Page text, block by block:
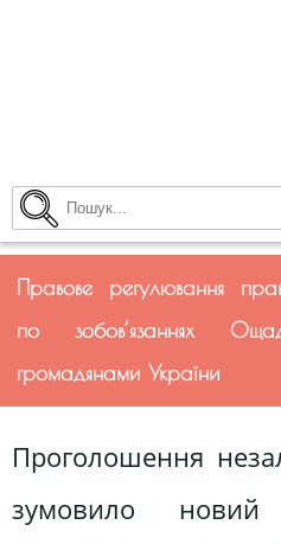
Правове регулювання
по зобов’язаннях
громадянами України
Проголошення
зумовило